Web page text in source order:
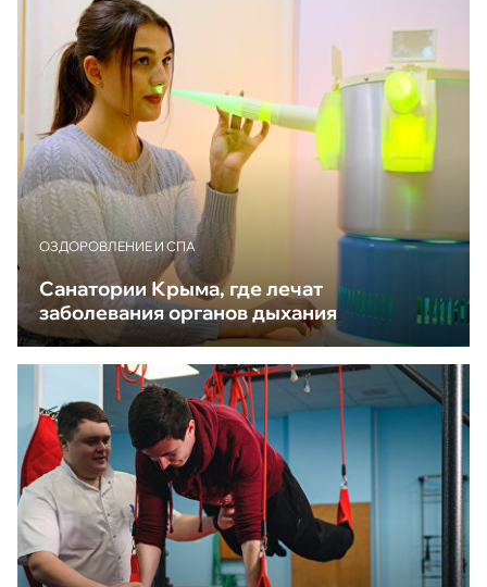
ОЗДОРОВЛЕНИЕ И СПА
Санатории Крыма, где лечат
заболевания органов дыхания